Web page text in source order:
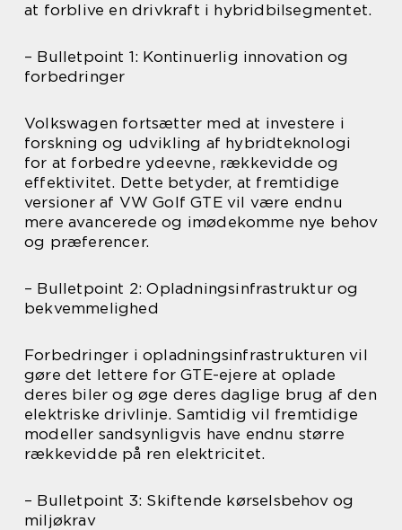
at forblive en drivkraft i hybridbilsegmentet.
– Bulletpoint 1: Kontinuerlig innovation og
forbedringer
Volkswagen fortsætter med at investere i
forskning og udvikling af hybridteknologi
for at forbedre ydeevne, rækkevidde og
effektivitet. Dette betyder, at fremtidige
versioner af VW Golf GTE vil være endnu
mere avancerede og imødekomme nye behov
og præferencer.
– Bulletpoint 2: Opladningsinfrastruktur og
bekvemmelighed
Forbedringer i opladningsinfrastrukturen vil
gøre det lettere for GTE-ejere at oplade
deres biler og øge deres daglige brug af den
elektriske drivlinje. Samtidig vil fremtidige
modeller sandsynligvis have endnu større
rækkevidde på ren elektricitet.
– Bulletpoint 3: Skiftende kørselsbehov og
miljøkrav